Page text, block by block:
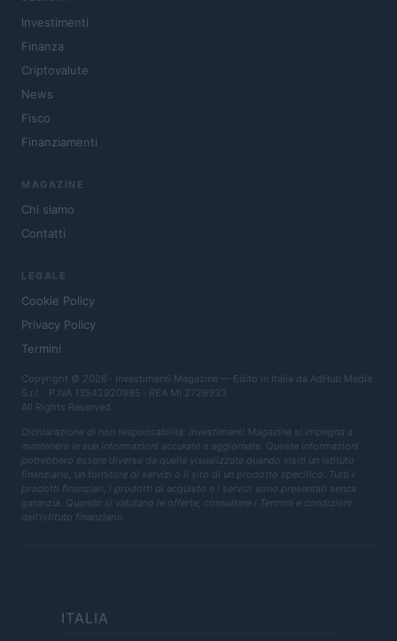
Investimenti
Finanza
Criptovalute
News
Fisco
Finanziamenti
MAGAZINE
Chi siamo
Contatti
LEGALE
Cookie Policy
Privacy Policy
Termini
Copyright © 2026 · Investimenti Magazine — Edito in Italia da AdHub Media
S.r.l. · P.IVA 13542920965 · REA MI 2729933
All Rights Reserved
Dichiarazione di non responsabilità: Investimenti Magazine si impegna a
mantenere le sue informazioni accurate e aggiornate. Queste informazioni
potrebbero essere diverse da quelle visualizzate quando visiti un istituto
finanziario, un fornitore di servizi o il sito di un prodotto specifico. Tutti i
prodotti finanziari, i prodotti di acquisto e i servizi sono presentati senza
garanzia. Quando si valutano le offerte, consultare i Termini e condizioni
dell'istituto finanziario.
ITALIA